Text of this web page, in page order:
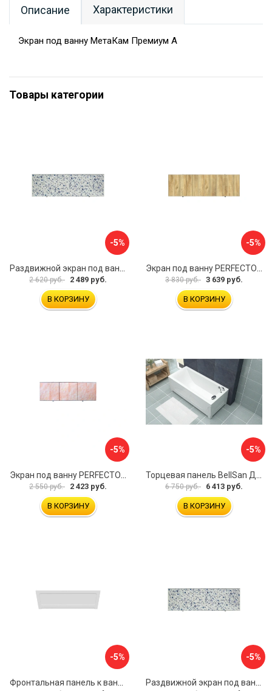
Описание Характеристики
Экран под ванну МетаКам Премиум А
Товары категории
-5%
2 620 руб. 2 489 руб.
В КОРЗИНУ
-5%
3 830 руб. 3 639 руб.
В КОРЗИНУ
-5%
Экран под ванну PERFECTO LINEA 36-000157
2 550 руб. 2 423 руб.
В КОРЗИНУ
-5%
Торцевая панель BellSan Даниелла 4627171531049
6 750 руб. 6 413 руб.
В КОРЗИНУ
-5% -5%